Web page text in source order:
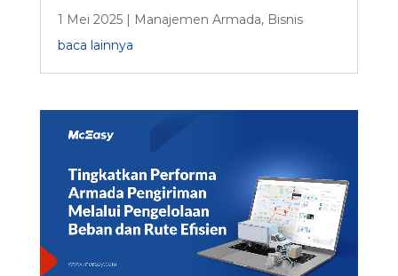
1 Mei 2025| Manajemen Armada, Bisnis
baca lainnya